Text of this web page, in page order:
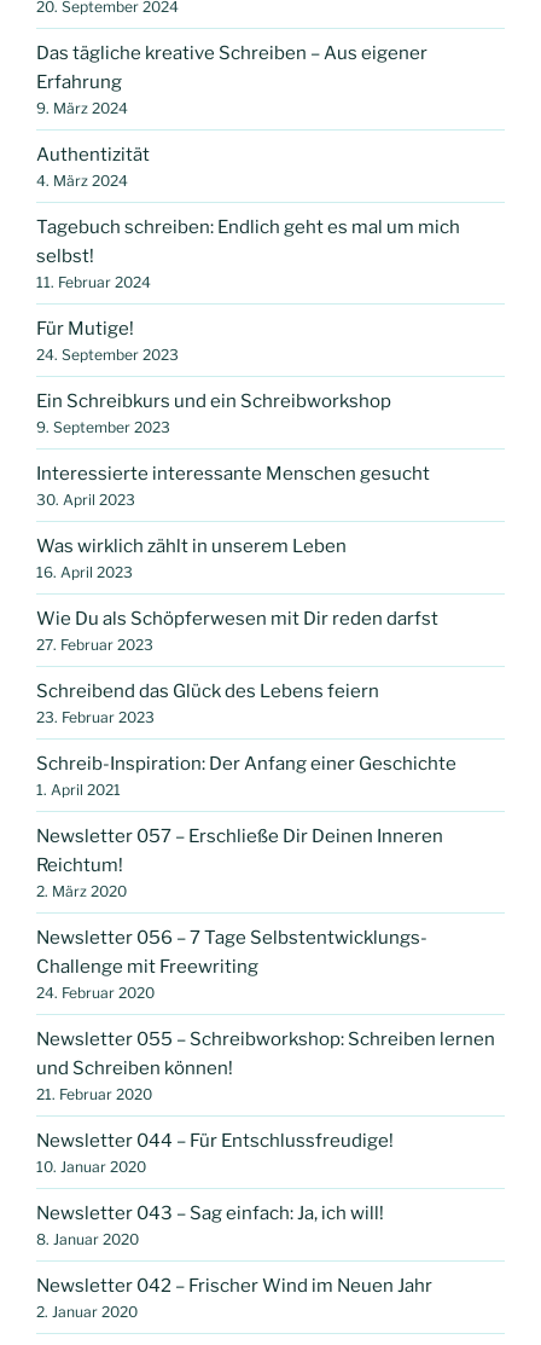
20. September 2024
Das tägliche kreative Schreiben – Aus eigener
Erfahrung
9. März 2024
Authentizität
4. März 2024
Tagebuch schreiben: Endlich geht es mal um mich
selbst!
11. Februar 2024
Für Mutige!
24. September 2023
Ein Schreibkurs und ein Schreibworkshop
9. September 2023
Interessierte interessante Menschen gesucht
30. April 2023
Was wirklich zählt in unserem Leben
16. April 2023
Wie Du als Schöpferwesen mit Dir reden darfst
27. Februar 2023
Schreibend das Glück des Lebens feiern
23. Februar 2023
Schreib-Inspiration: Der Anfang einer Geschichte
1. April 2021
Newsletter 057 – Erschließe Dir Deinen Inneren
Reichtum!
2. März 2020
Newsletter 056 – 7 Tage Selbstentwicklungs-
Challenge mit Freewriting
24. Februar 2020
Newsletter 055 – Schreibworkshop: Schreiben lernen
und Schreiben können!
21. Februar 2020
Newsletter 044 – Für Entschlussfreudige!
10. Januar 2020
Newsletter 043 – Sag einfach: Ja, ich will!
8. Januar 2020
Newsletter 042 – Frischer Wind im Neuen Jahr
2. Januar 2020